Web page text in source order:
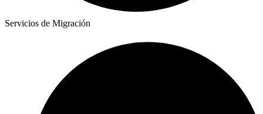
Servicios de Migración